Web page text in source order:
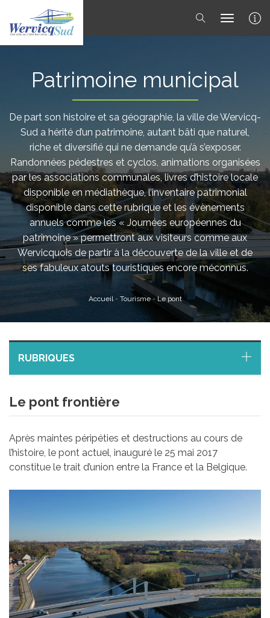
toggle
Patrimoine municipal
De part son histoire et sa géographie, la ville de Wervicq-
Sud a hérité d’un patrimoine, autant bâti que naturel,
riche et diversifié qui ne demande qu’à s’exposer.
Randonnées pédestres et cyclos, animations organisées
par les associations communales, livres d’histoire locale
disponible en médiathèque, l’inventaire patrimonial
disponible dans cette rubrique et les évènements
annuels comme les « Journées européennes du
patrimoine » permettront aux visiteurs comme aux
Wervicquois de partir à la découverte de la ville et de
ses fabuleux atouts touristiques encore méconnus.
Accueil - Tourisme - Le pont
Le pont frontière
Après maintes péripéties et destructions au cours de
l’histoire, le pont actuel, inauguré le 25 mai 2017
constitue le trait d’union entre la France et la Belgique.
RUBRIQUES